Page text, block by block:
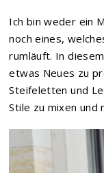
Ich bin weder ein
noch eines,
rumläuft. In
etwas Neues zu
Steifeletten und
Stile zu mixen und